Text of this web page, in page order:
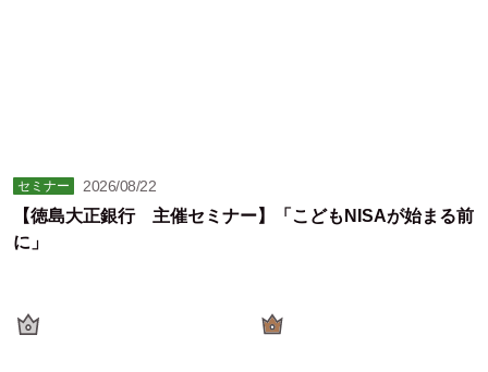
セミナー 2026/08/22
【徳島大正銀行 主催セミナー】「こどもNISAが始まる前
に」